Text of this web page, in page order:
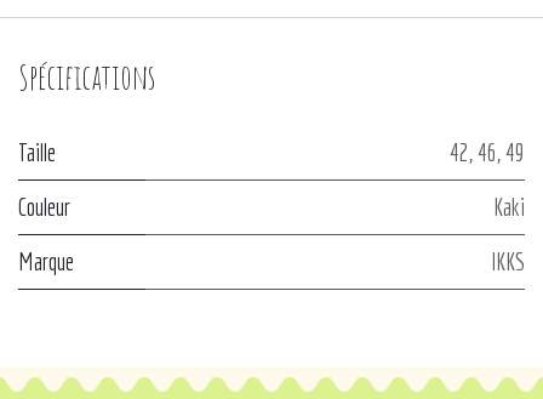
Spécifications
Taille 42,46,49
Couleur
Kaki
Marque
IKKS